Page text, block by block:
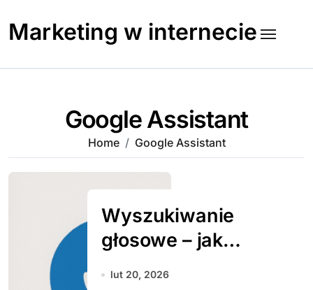
content
Marketing w internecie
Google Assistant
Home Google Assistant
Wyszukiwanie
głosowe – jak
przygotować
lut 20, 2026